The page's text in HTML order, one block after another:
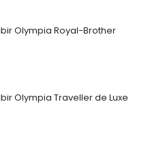
Olympia Royal-Brother
Olympia Traveller de Luxe